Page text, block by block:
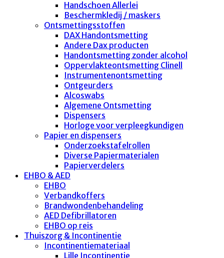
Handschoen Allerlei
Beschermkledij / maskers
Ontsmettingsstoffen
DAX Handontsmetting
Andere Dax producten
Handontsmetting zonder alcohol
Oppervlakteontsmetting Clinell
Instrumentenontsmetting
Ontgeurders
Alcoswabs
Algemene Ontsmetting
Dispensers
Horloge voor verpleegkundigen
Papier en dispensers
Onderzoekstafelrollen
Diverse Papiermaterialen
Papierverdelers
EHBO & AED
EHBO
Verbandkoffers
Brandwondenbehandeling
AED Defibrillatoren
EHBO op reis
Thuiszorg & Incontinentie
Incontinentiemateriaal
Lille Incontinentie